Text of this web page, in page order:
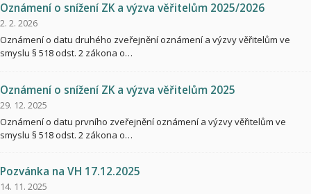
Oznámení o snížení ZK a výzva věřitelům 2025/2026
2. 2. 2026
Oznámení o datu druhého zveřejnění oznámení a výzvy věřitelům ve
smyslu § 518 odst. 2 zákona o…
Oznámení o snížení ZK a výzva věřitelům 2025
29. 12. 2025
Oznámení o datu prvního zveřejnění oznámení a výzvy věřitelům ve
smyslu § 518 odst. 2 zákona o…
Pozvánka na VH 17.12.2025
14. 11. 2025